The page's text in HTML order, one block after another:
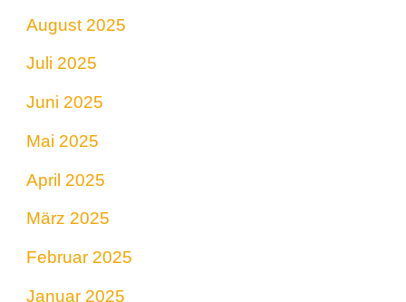
August 2025
Juli 2025
Juni 2025
Mai 2025
April 2025
März 2025
Februar 2025
Januar 2025